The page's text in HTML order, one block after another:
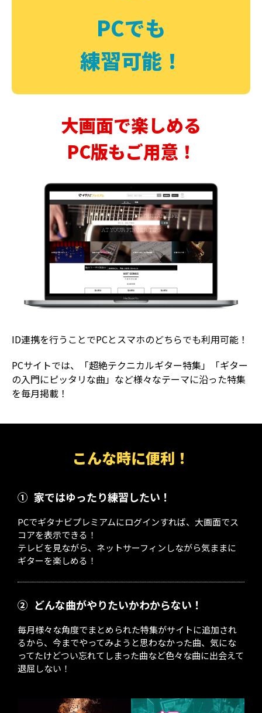
PCでも
練習可能！
大画面で楽しめる
PC版もご用意！
ID連携を行うことでPCとスマホのどちらでも利用可能！
PCサイトでは、「超絶テクニカルギター特集」「ギター
の入門にピッタリな曲」など様々なテーマに沿った特集
を毎月掲載！
こんな時に便利！
① 家ではゆったり練習したい！
PCでギタナビプレミアムにログインすれば、大画面でス
コアを表示できる！
テレビを見ながら、ネットサーフィンしながら気ままに
ギターを楽しめる！
② どんな曲がやりたいかわからない！
毎月様々な角度でまとめられた特集がサイトに追加され
るから、今までやってみようと思わなかった曲、気にな
ってたけどつい忘れてしまった曲など色々な曲に出会えて
退屈しない！